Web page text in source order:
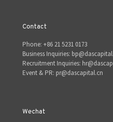
Contact
Phone: +86 21 5231 0173
Business Inquiries:
Recruitment Inquiries:
Event & PR: pr@dascapital.cn
Wechat